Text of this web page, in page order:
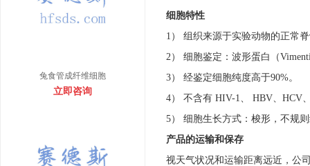
兔食管成纤维细胞
立即咨询
细胞特性
1） 组织来源于实验动物的正常
2） 细胞鉴定：波形蛋白（
3） 经鉴定细胞纯度高于90%。
4） 不含有 HIV-1、 HBV、HCV
5） 细胞生长方式：梭形，不规
产品的运输和保存
视天气状况和运输距离远近，公